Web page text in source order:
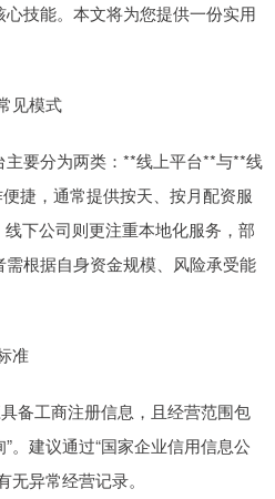
技能。本文将为您提供一份实用
见模式
要分为两类：**线上平台**与**线
捷，通常提供按天、按月配资服
下公司则更注重本地化服务，部
根据自身资金规模、风险承受能
准
备工商注册信息，且经营范围包
。建议通过“国家企业信用信息公
异常经营记录。